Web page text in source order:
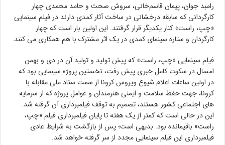
رامبد جوان، پیمان قاسم‌خانی، سروش صحت و حامد محمدی چهار
کارگردانی که سابقه درخشانی در ساخت آثار کمدی دارند در فیلم سینمایی
«چپ، راست» کنار یکدیگر قرار گرفتند. این اولین بار است که چهار
کارگردان و ستاره سینمای کمدی در یک اثر مشترک با هم همکاری می کنند.
فیلم سینمایی «چپ، راست» که پیش تولید و تولید آن در دی و بهمن
امسال در سکوت کامل خبری پیش رفت، نخستین پروژه سینمایی بود که
در اولین ساعات اعلام شیوع ویروس کرونا از سمت ستاد ملی مقابله با
کرونا، جهت حفظ سلامت و ایمنی هنرمندان و عوامل پروژه که از سرمایه
های اجتماعی کشور هستند، تصمیم به توقف فیلمبرداری آن گرفته شد.
این در حالی است که کمتر از یک هفته تا پایان فیلمبرداری فیلم «چپ،
راست» باقیمانده بود. بدیهی است؛ پس از بازگشت به شرایط عادی
فیلمبرداری این فیلم سینمایی مجدد از سر گرفته خواهد شد.